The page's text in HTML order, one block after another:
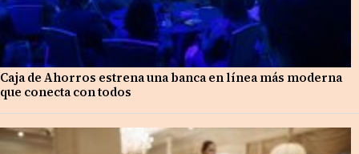
Caja de Ahorros estrena una banca en línea más moderna
que conecta con todos